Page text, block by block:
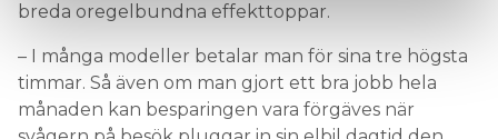
breda oregelbundna effekttoppar.
– I många modeller betalar man för sina tre högsta
timmar. Så även om man gjort ett bra jobb hela
månaden kan besparingen vara förgäves när